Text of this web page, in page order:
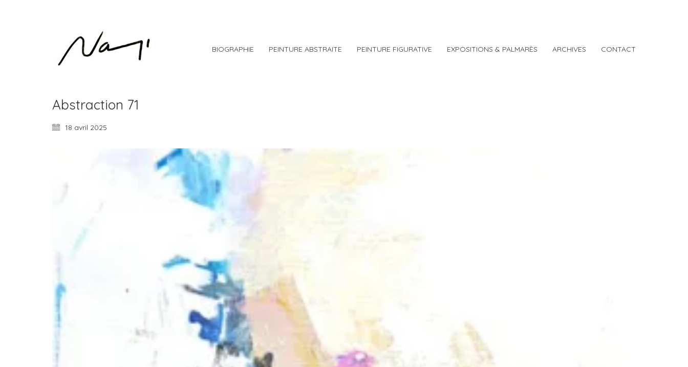
BIOGRAPHIE PEINTURE ABSTRAITE PEINTURE FIGURATIVE EXPOSITIONS & PALMARÈS ARCHIVES CONTACT
Abstraction 71
18 avril 2025